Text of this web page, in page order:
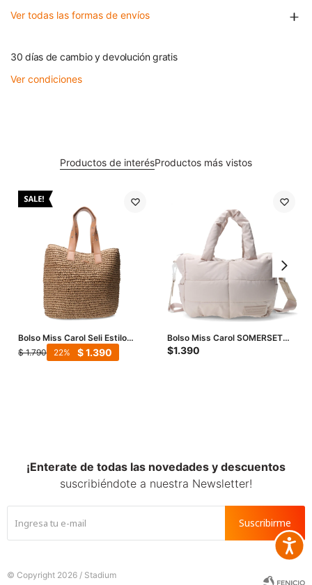
Ver todas las formas de envíos
30 días de cambio y devolución gratis
Ver condiciones
Productos de interésProductos más vistos
Bolso Miss Carol Seli Estilo
Yute - Beige
$ 1.790 $1.390
22
Bolso Miss Carol SOMERSET
capitoneado - Nude
$1.390
¡Enterate de todas las novedades y descuentos
suscribiéndote a nuestra Newsletter!
Suscribirme
© Copyright 2026 / Stadium